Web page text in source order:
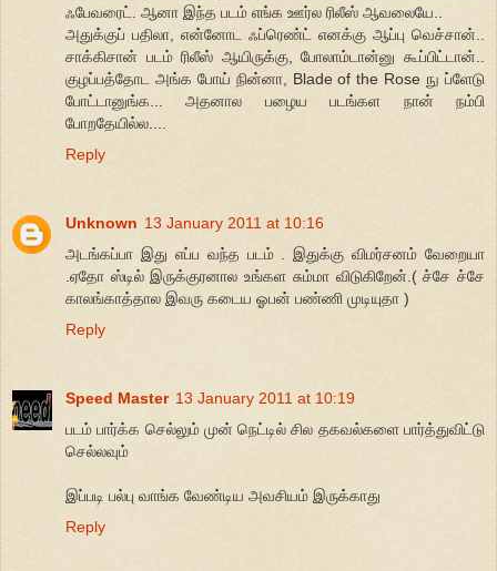
ஃபேவரைட். ஆனா இந்த படம் எங்க ஊர்ல ரிலீஸ் ஆவலையே..
அதுக்குப் பதிலா, என்னோட ஃப்ரெண்ட் எனக்கு ஆப்பு வெச்சான்..
சாக்கிசான் படம் ரிலீஸ் ஆயிருக்கு, போலாம்டான்னு கூப்பிட்டான்..
குழப்பத்தோட அங்க போய் நின்னா, Blade of the Rose நு ப்ளேடு
போட்டானுங்க... அதனால பழைய படங்கள நான் நம்பி
போறதேயில்ல....
Reply
Unknown 13 January 2011 at 10:16
அடங்கப்பா இது எப்ப வந்த படம் . இதுக்கு விமர்சனம் வேறையா
.ஏதோ ஸ்டில் இருக்குரனால உங்கள சும்மா விடுகிறேன்.( ச்சே ச்சே
காலங்காத்தால இவரு கடைய ஓபன் பண்ணி முடியுதா )
Reply
Speed Master 13 January 2011 at 10:19
படம் பார்க்க செல்லும் முன் நெட்டில் சில தகவல்களை பார்த்துவிட்டு
செல்லவும்
இப்படி பல்பு வாங்க வேண்டிய அவசியம் இருக்காது
Reply